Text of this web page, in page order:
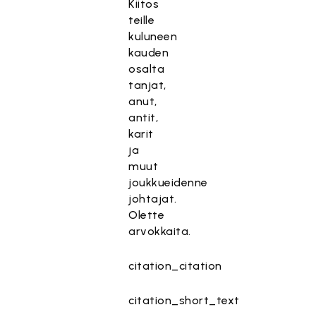
Kiitos
teille
kuluneen
kauden
osalta
tanjat,
anut,
antit,
karit
ja
muut
joukkueidenne
johtajat.
Olette
arvokkaita.
citation_citation
citation_short_text